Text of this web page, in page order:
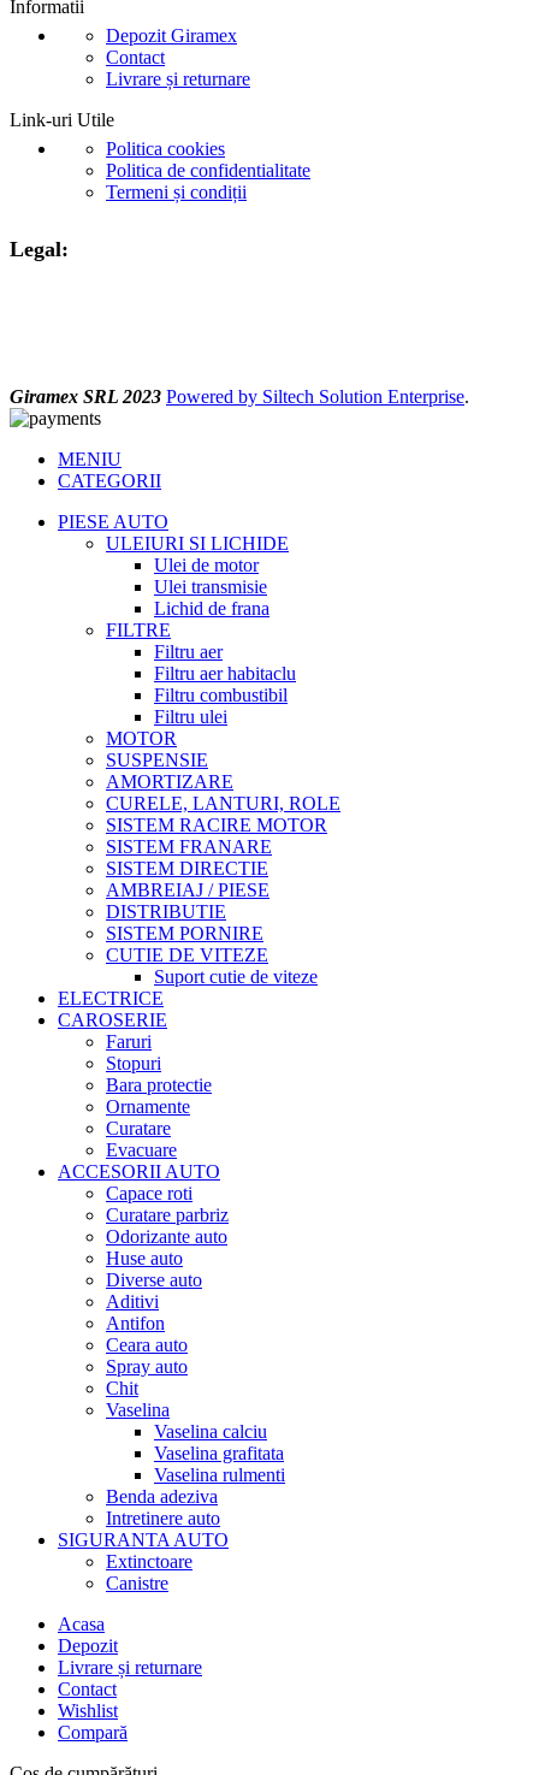
Informatii
Depozit Giramex
Contact
Livrare și returnare
Link-uri Utile
Politica cookies
Politica de confidentialitate
Termeni și condiții
Legal:
Giramex SRL 2023 Powered by Siltech Solution Enterprise.
MENIU
CATEGORII
PIESE AUTO
ULEIURI SI LICHIDE
Ulei de motor
Ulei transmisie
Lichid de frana
FILTRE
Filtru aer
Filtru aer habitaclu
Filtru combustibil
Filtru ulei
MOTOR
SUSPENSIE
AMORTIZARE
CURELE, LANTURI, ROLE
SISTEM RACIRE MOTOR
SISTEM FRANARE
SISTEM DIRECTIE
AMBREIAJ / PIESE
DISTRIBUTIE
SISTEM PORNIRE
CUTIE DE VITEZE
Suport cutie de viteze
ELECTRICE
CAROSERIE
Faruri
Stopuri
Bara protectie
Ornamente
Curatare
Evacuare
ACCESORII AUTO
Capace roti
Curatare parbriz
Odorizante auto
Huse auto
Diverse auto
Aditivi
Antifon
Ceara auto
Spray auto
Chit
Vaselina
Vaselina calciu
Vaselina grafitata
Vaselina rulmenti
Benda adeziva
Intretinere auto
SIGURANTA AUTO
Extinctoare
Canistre
Acasa
Depozit
Livrare și returnare
Contact
Wishlist
Compară